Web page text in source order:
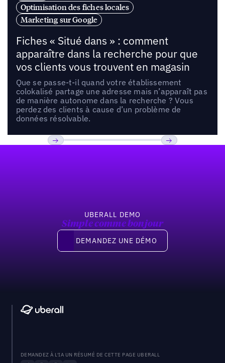
Optimisation des fiches locales
Marketing sur Google
Fiches « Situé dans » : comment
apparaître dans la recherche pour que
vos clients vous trouvent en magasin
Que se passe-t-il quand votre établissement
colokalisé partage une adresse mais n’apparaît pas
de manière autonome dans la recherche ? Vous
perdez des clients à cause d’un problème de
données résolvable.
UBERALL DEMO
Simple comme bonjour
Demandez une démo
DEMANDEZ UNE DÉMO
DEMANDEZ À L'IA UN RÉSUMÉ DE CETTE PAGE UBERALL